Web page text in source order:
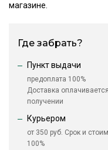
магазине.
Где забрать?
Пункт выдачи
предоплата 100%
Доставка
получении
Курьером
от 350 руб. Срок и
100%